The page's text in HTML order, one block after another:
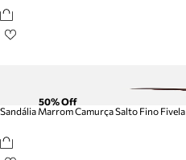
50% Off
Sandália Marrom Camurça Salto Fino Fivela